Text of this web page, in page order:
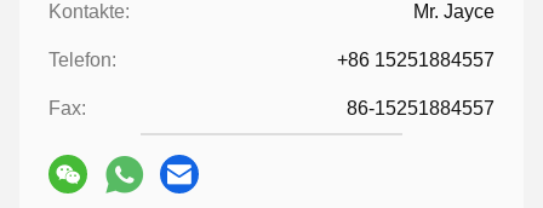
Kontakte: Mr. Jayce
Telefon: +86 15251884557
Fax: 86-15251884557